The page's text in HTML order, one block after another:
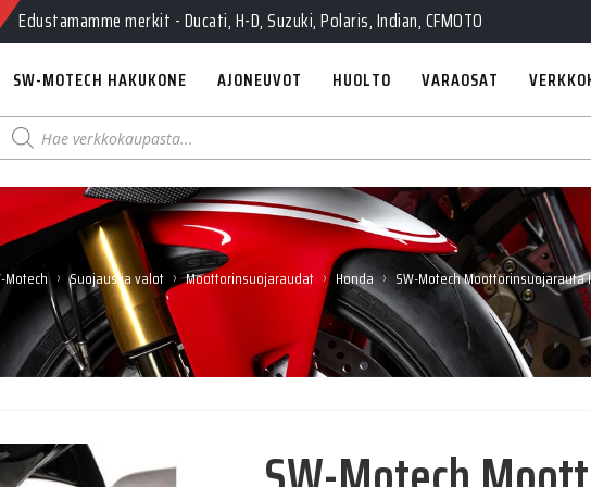
Edustamamme merkit - Ducati, H-D, Suzuki, Polaris, Indian, CFMOTO
SW-MOTECH HAKUKONE AJONEUVOT HUOLTO VARAOSAT
search
Motech › Suojaus ja valot › Moottorinsuojaraudat › Honda › SW-Motech Moottorinsuojarauta